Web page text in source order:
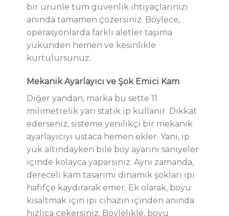
bir ürünle tüm güvenlik ihtiyaçlarınızı
anında tamamen çözersiniz. Böylece,
operasyonlarda farklı aletler taşıma
yükünden hemen ve kesinlikle
kurtulursunuz.
Mekanik Ayarlayıcı ve Şok Emici Kam
Diğer yandan, marka bu sette 11
milimetrelik yarı statik ip kullanır. Dikkat
ederseniz, sisteme yenilikçi bir mekanik
ayarlayıcıyı ustaca hemen ekler. Yani, ip
yük altındayken bile boy ayarını saniyeler
içinde kolayca yaparsınız. Aynı zamanda,
dereceli kam tasarımı dinamik şokları ipi
hafifçe kaydırarak emer. Ek olarak, boyu
kısaltmak için ipi cihazın içinden anında
hızlıca çekersiniz. Böylelikle, boyu